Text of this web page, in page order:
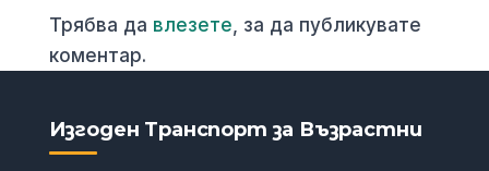
Трябва да влезете, за да публикувате
коментар.
Изгоден Транспорт за Възрастни